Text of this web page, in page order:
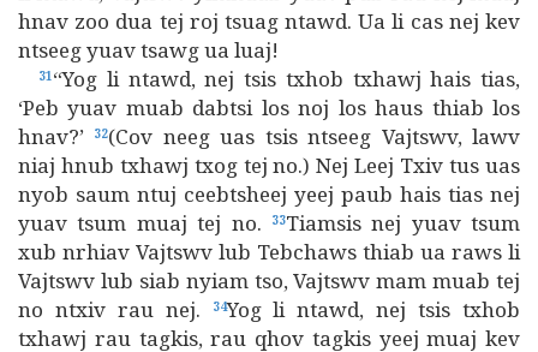
hnav zoo dua tej roj tsuag ntawd. Ua li cas nej kev
ntseeg yuav tsawg ua luaj!
31“Yog li ntawd, nej tsis txhob txhawj hais tias,
‘Peb yuav muab dabtsi los noj los haus thiab los
hnav?’
32(Cov neeg uas tsis ntseeg Vajtswv, lawv
niaj hnub txhawj txog tej no.) Nej Leej Txiv tus uas
nyob saum ntuj ceebtsheej yeej paub hais tias nej
yuav tsum muaj tej no.
33Tiamsis nej yuav tsum
xub nrhiav Vajtswv lub Tebchaws thiab ua raws li
Vajtswv lub siab nyiam tso, Vajtswv mam muab tej
no ntxiv rau nej.
34Yog li ntawd, nej tsis txhob
txhawj rau tagkis, rau qhov tagkis yeej muaj kev